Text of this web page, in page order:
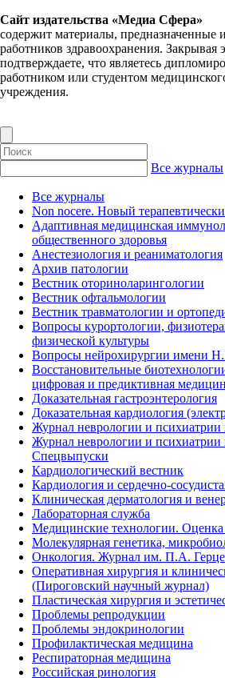
Сайт издательства «Медиа Сфера»
содержит материалы, предназначенные
работников здравоохранения.
подтверждаете, что являетесь
работником или студентом
учреждения.
Все журналы
Все журналы
Non nocere. Новый
Адаптивная медицинская
общественного здоровья
Анестезиология и реаниматология
Архив патологии
Вестник оториноларингологии
Вестник офтальмологии
Вестник травматологии и
Вопросы курортологии,
физической культуры
Вопросы нейрохирургии имени
Восстановительные
цифровая и предиктивная
Доказательная гастроэнтерология
Доказательная кардиология
Журнал неврологии и
Журнал неврологии и
Спецвыпуски
Кардиологический вестник
Кардиология и сердечно-
Клиническая дерматология и
Лабораторная служба
Медицинские технологии.
Молекулярная генетика,
Онкология. Журнал им. П.А.
Оперативная хирургия и
(Пироговский научный журнал)
Пластическая хирургия и
Проблемы репродукции
Проблемы эндокринологии
Профилактическая медицина
Респираторная медицина
Российская ринология